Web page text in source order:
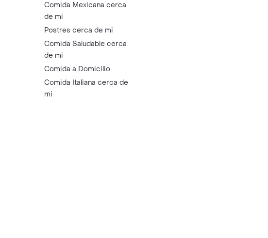
Comida Mexicana cerca
de mi
Postres cerca de mi
Comida Saludable cerca
de mi
Comida a Domicilio
Comida Italiana cerca de
mi